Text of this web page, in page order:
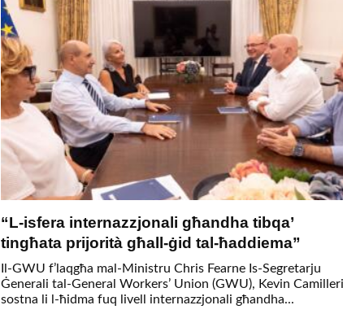
“L-isfera internazzjonali għandha tibqa’
tingħata prijorità għall-ġid tal-ħaddiema”
Il-GWU f’laqgħa mal-Ministru Chris Fearne Is-Segretarju
Ġenerali tal-General Workers’ Union (GWU), Kevin
sostna li l-ħidma fuq livell internazzjonali għandha...